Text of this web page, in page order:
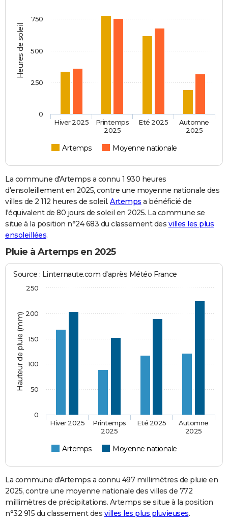
Heures de soleil
Artemps Moyenne nationale
Hiver 2025
Printemps
2025
Eté 2025
Automne
2025
0
250
500
750
La commune d'Artemps a connu 1 930 heures
d'ensoleillement en 2025, contre une moyenne nationale des
villes de 2 112 heures de soleil. Artemps a bénéficié de
l'équivalent de 80 jours de soleil en 2025. La commune se
situe à la position n°24 683 du classement des villes les plus
ensoleillées.
Pluie à Artemps en 2025
Hauteur de pluie (mm)
Source : Linternaute.com d'après Météo France
Artemps Moyenne nationale
Hiver 2025
Printemps
2025
Eté 2025
Automne
2025
0
50
100
150
200
250
La commune d'Artemps a connu 497 millimètres de pluie en
2025, contre une moyenne nationale des villes de 772
millimètres de précipitations. Artemps se situe à la position
n°32 915 du classement des villes les plus pluvieuses.